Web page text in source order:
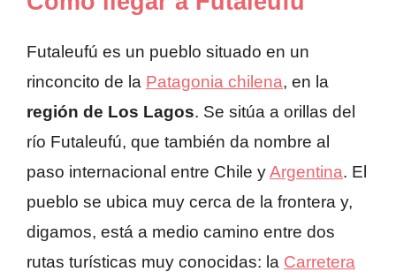
Futaleufú es un pueblo situado en un
rinconcito de la Patagonia chilena, en la
región de Los Lagos. Se sitúa a orillas del
río Futaleufú, que también da nombre al
paso internacional entre Chile yArgentina. El
pueblo se ubica muy cerca de la frontera y,
digamos, está a medio camino entre dos
rutas turísticas muy conocidas: la Carretera